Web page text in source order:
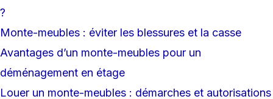
?
Monte-meubles : éviter les blessures et la casse
Avantages d’un monte-meubles pour un
déménagement en étage
Louer un monte-meubles : démarches et autorisations